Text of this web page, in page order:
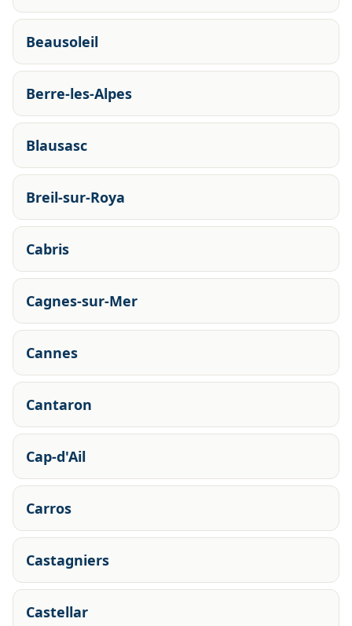
Beausoleil
Berre-les-Alpes
Blausasc
Breil-sur-Roya
Cabris
Cagnes-sur-Mer
Cannes
Cantaron
Cap-d'Ail
Carros
Castagniers
Castellar